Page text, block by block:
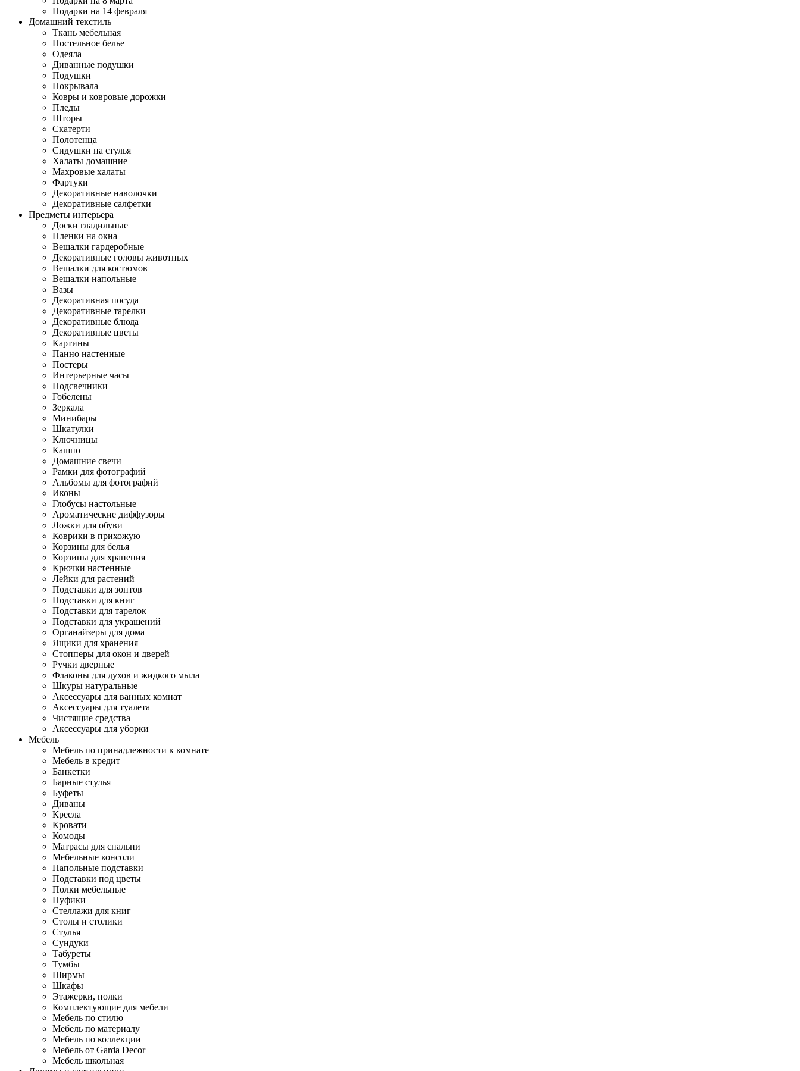
Подарки на 14 февраля
Домашний текстиль
Ткань мебельная
Постельное белье
Одеяла
Диванные подушки
Подушки
Покрывала
Ковры и ковровые дорожки
Пледы
Шторы
Скатерти
Полотенца
Сидушки на стулья
Халаты домашние
Махровые халаты
Фартуки
Декоративные наволочки
Декоративные салфетки
Предметы интерьера
Доски гладильные
Пленки на окна
Вешалки гардеробные
Декоративные головы животных
Вешалки для костюмов
Вешалки напольные
Вазы
Декоративная посуда
Декоративные тарелки
Декоративные блюда
Декоративные цветы
Картины
Панно настенные
Постеры
Интерьерные часы
Подсвечники
Гобелены
Зеркала
Минибары
Шкатулки
Ключницы
Кашпо
Домашние свечи
Рамки для фотографий
Альбомы для фотографий
Иконы
Глобусы настольные
Ароматические диффузоры
Ложки для обуви
Коврики в прихожую
Корзины для белья
Корзины для хранения
Крючки настенные
Лейки для растений
Подставки для зонтов
Подставки для книг
Подставки для тарелок
Подставки для украшений
Органайзеры для дома
Ящики для хранения
Стопперы для окон и дверей
Ручки дверные
Флаконы для духов и жидкого мыла
Шкуры натуральные
Аксессуары для ванных комнат
Аксессуары для туалета
Чистящие средства
Аксессуары для уборки
Мебель
Мебель по принадлежности к комнате
Мебель в кредит
Банкетки
Барные стулья
Буфеты
Диваны
Кресла
Кровати
Комоды
Матрасы для спальни
Мебельные консоли
Напольные подставки
Подставки под цветы
Полки мебельные
Пуфики
Стеллажи для книг
Столы и столики
Стулья
Сундуки
Табуреты
Тумбы
Ширмы
Шкафы
Этажерки, полки
Комплектующие для мебели
Мебель по стилю
Мебель по материалу
Мебель по коллекции
Мебель от Garda Decor
Мебель школьная